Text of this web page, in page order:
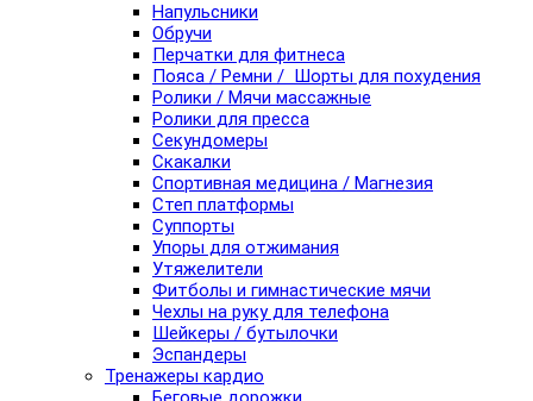
Напульсники
Обручи
Перчатки для фитнеса
Пояса / Ремни / Шорты для похудения
Ролики / Мячи массажные
Ролики для пресса
Секундомеры
Скакалки
Спортивная медицина / Магнезия
Степ платформы
Суппорты
Упоры для отжимания
Утяжелители
Фитболы и гимнастические мячи
Чехлы на руку для телефона
Шейкеры / бутылочки
Эспандеры
Тренажеры кардио